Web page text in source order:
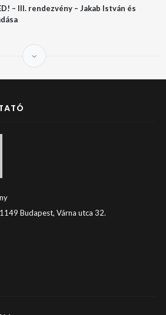
– III. rendezvény – Jakab István és
Budapest, Várna utca 32.